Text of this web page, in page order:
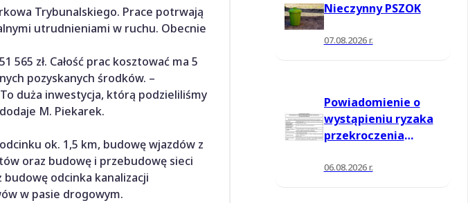
Trybunalskiego. Prace potrwają
utrudnieniami w ruchu. Obecnie
zł. Całość prac kosztować ma 5
pozyskanych środków. –
duża inwestycja, którą podzieliliśmy
M. Piekarek.
ok. 1,5 km, budowę wjazdów z
oraz budowę i przebudowę sieci
odcinka kanalizacji
w pasie drogowym.
Nieczynny PSZOK
07.08.2026 r.
Powiadomienie o
wystąpieniu ryzaka
przekroczenia
informowania dla
06.08.2026 r.